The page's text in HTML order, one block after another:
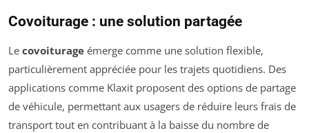
Covoiturage : une solution partagée
Le covoiturage émerge comme une solution flexible,
particulièrement appréciée pour les trajets quotidiens. Des
applications comme Klaxit proposent des options de partage
de véhicule, permettant aux usagers de réduire leurs frais de
transport tout en contribuant à la baisse du nombre de